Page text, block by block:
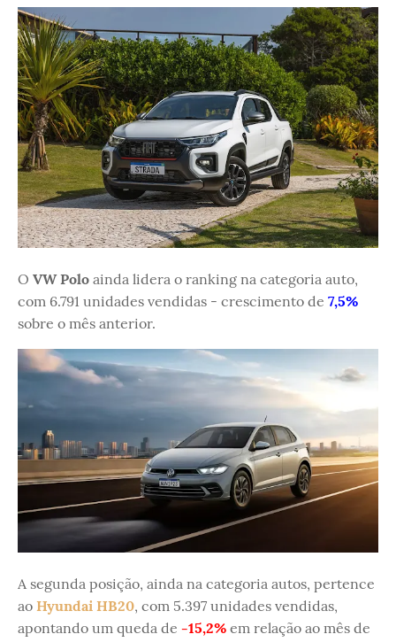
O VW Polo ainda lidera o ranking na categoria auto,
com 6.791 unidades vendidas - crescimento de 7,5%
sobre o mês anterior.
A segunda posição, ainda na categoria autos, pertence
ao Hyundai HB20, com 5.397 unidades vendidas,
apontando um queda de -15,2% em relação ao mês de